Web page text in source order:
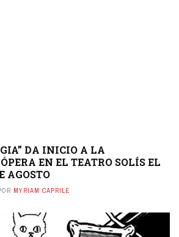
DA INICIO A LA
EN EL TEATRO SOLÍS EL
AGOSTO
MYRIAM CAPRILE